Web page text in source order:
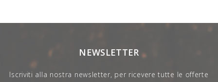
NEWSLETTER
Iscriviti alla nostra newsletter, per ricevere tutte le offerte